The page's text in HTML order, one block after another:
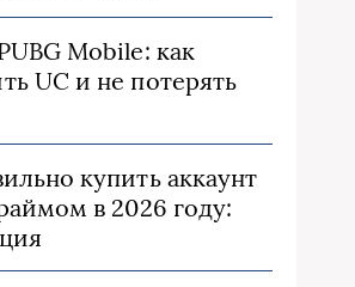
Mobile: как
UC и не потерять
купить аккаунт
в 2026 году: